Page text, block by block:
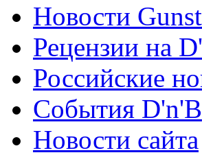
Новости
Рецензии на
Российские
События D'n'B
Новости сайта